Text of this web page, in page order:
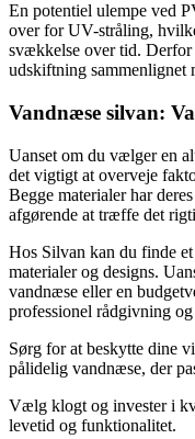
En potentiel ulempe ved
over for UV-stråling,
svækkelse over tid.
udskiftning sammenlignet
Vandnæse silvan:
Uanset om du vælger en
det vigtigt at overveje
Begge materialer har
afgørende at træffe det
Hos Silvan kan du finde
materialer og designs.
vandnæse eller en
professionel rådgivning
Sørg for at beskytte dine
pålidelig vandnæse, der
Vælg klogt og invester i
levetid og funktionalitet.